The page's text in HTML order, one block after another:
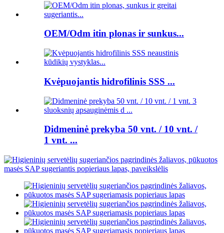
OEM/Odm itin plonas ir sunkus...
Kvėpuojantis hidrofilinis SSS ...
Didmeninė prekyba 50 vnt. / 10 vnt. /
1 ​​vnt. ...